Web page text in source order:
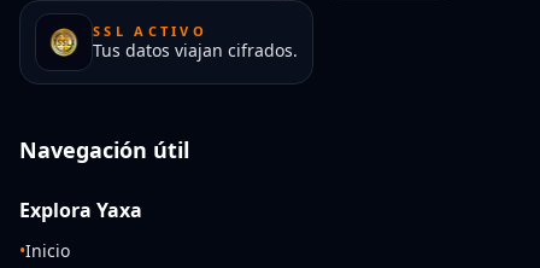
SSL ACTIVO
Tus datos viajan cifrados.
Navegación útil
Explora Yaxa
•Inicio